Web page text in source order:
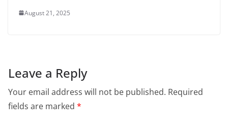
August 21, 2025
Leave a Reply
Your email address will not be published. Required
fields are marked *